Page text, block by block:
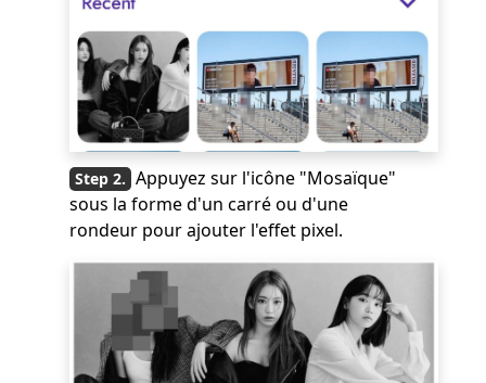
Appuyez sur l'icône "Mosaïque"
sous la forme d'un carré ou d'une
rondeur pour ajouter l'effet pixel.